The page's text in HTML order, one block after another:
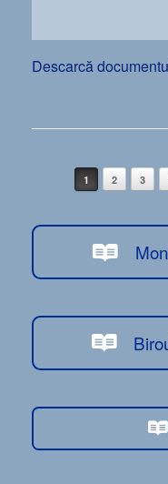
Descarcă
Post navigation
1 2 3